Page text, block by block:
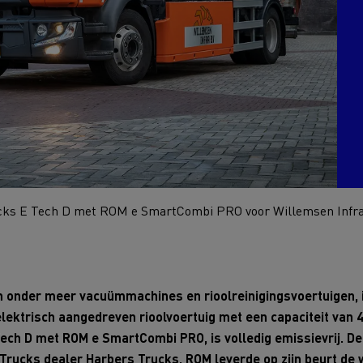
Renault Trucks T Renault
Trucks Master Red
EDITION Exclusive
Renault Master Red
Elektrische
bedrijfswagens
Welke keuze
bedrijfswagen
met elektrische voertuigen Autonomie simulator
Elektrische
weer in Finland Wegenbouw in Frankrijk
in Schotland Bevroren maaltijden in
Regulation
E Tech D met ROM e SmartCombi PRO voor Willemsen Infra
onder meer vacuümmachines en rioolreinigingsvoertuigen,
aangedreven rioolvoertuig met een capaciteit van
D met ROM e SmartCombi PRO, is volledig emissievrij.
dealer Harbers Trucks. ROM leverde op zijn beurt